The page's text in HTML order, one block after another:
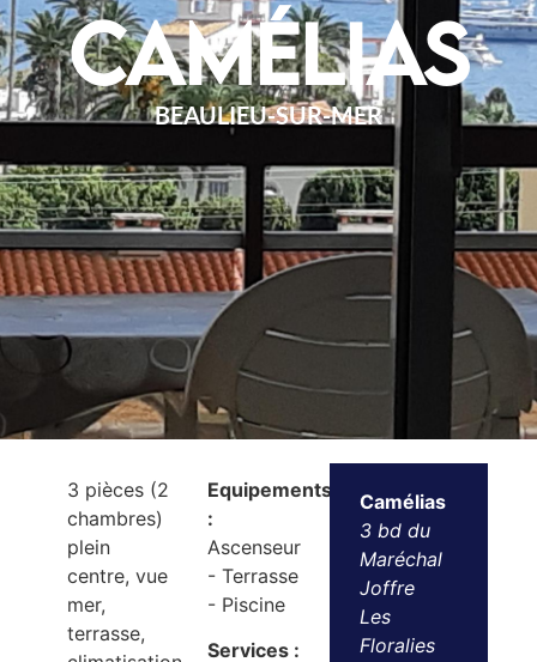
Camélias
BEAULIEU-SUR-MER
3 pièces (2
chambres)
plein
centre, vue
mer,
terrasse,
Equipements
:
Ascenseur
- Terrasse
- Piscine
Services :
Camélias
3 bd du
Maréchal
Joffre
Les
Floralies